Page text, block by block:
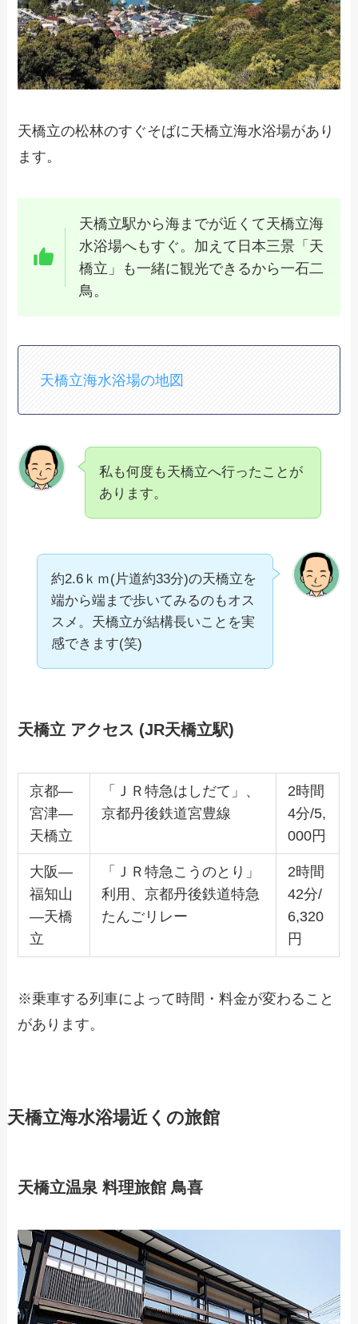
天橋立の松林のすぐそばに天橋立海水浴場があり
ます。
天橋立駅から海までが近くて天橋立海
水浴場へもすぐ。加えて日本三景「天
橋立」も一緒に観光できるから一石二
鳥。
天橋立海水浴場の地図
私も何度も天橋立へ行ったことが
あります。
約2.6ｋｍ(片道約33分)の天橋立を
端から端まで歩いてみるのもオス
スメ。天橋立が結構長いことを実
感できます(笑)
天橋立 アクセス (JR天橋立駅)
京都―
宮津―
天橋立
「ＪＲ特急はしだて」、
京都丹後鉄道宮豊線
2時間
4分/5,
000円
大阪―
福知山
―天橋
立
「ＪＲ特急こうのとり」
利用、京都丹後鉄道特急
たんごリレー
2時間
42分/
6,320
円
※乗車する列車によって時間・料金が変わること
があります。
天橋立海水浴場近くの旅館
天橋立温泉 料理旅館 鳥喜